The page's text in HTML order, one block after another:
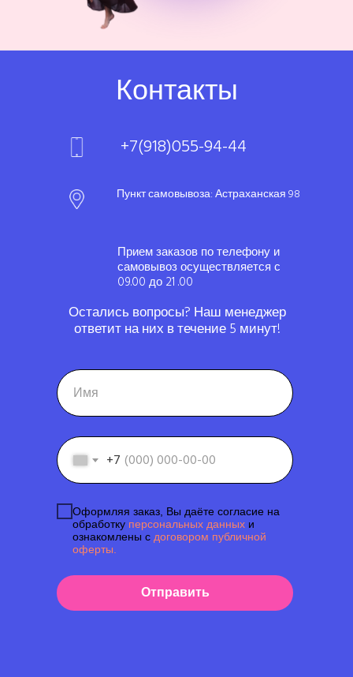
+7
Оформляя заказ, Вы даёте согласие на
обработку персональных данных и
ознакомлены с договором публичной
оферты.
Отправить
Контакты
Пункт самовывоза: Астраханская 98
+7(918)055-94-44
Прием заказов по телефону и
самовывоз осуществляется с
09.00 до 21 .00
Остались вопросы? Наш менеджер
ответит на них в течение 5 минут!